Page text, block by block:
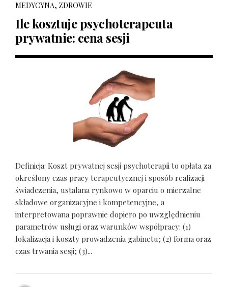
MEDYCYNA, ZDROWIE
Ile kosztuje psychoterapeuta
prywatnie: cena sesji
Definicja: Koszt prywatnej sesji psychoterapii to opłata za
określony czas pracy terapeutycznej i sposób realizacji
świadczenia, ustalana rynkowo w oparciu o mierzalne
składowe organizacyjne i kompetencyjne, a
interpretowana poprawnie dopiero po uwzględnieniu
parametrów usługi oraz warunków współpracy: (1)
lokalizacja i koszty prowadzenia gabinetu; (2) forma oraz
czas trwania sesji; (3)...